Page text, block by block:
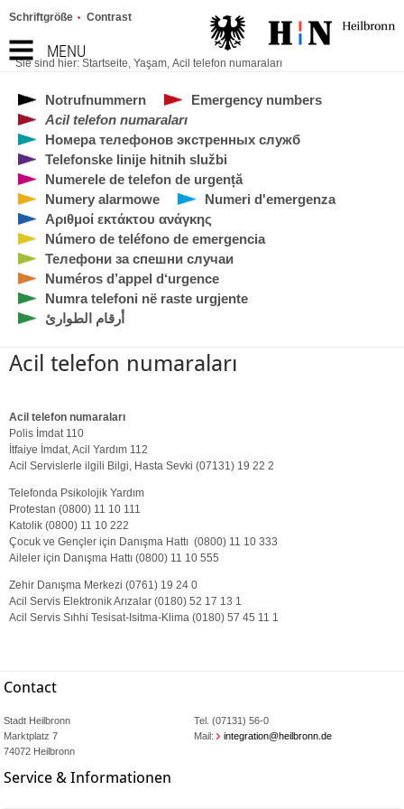
MENU
Schriftgröße Contrast
Sie sind hier: Startseite, Yaşam, Acil telefon numaraları
Notrufnummern
Emergency numbers
Acil telefon numaraları
Номера телефонов экстренных служб
Telefonske linije hitnih službi
Numerele de telefon de urgență
Numery alarmowe
Numeri d'emergenza
Αριθμοί εκτάκτου ανάγκης
Número de teléfono de emergencia
Телефони за спешни случаи
Numéros d’appel d‘urgence
Numra telefoni në raste urgjente
أرقام الطوارئ
Acil telefon numaraları
Acil telefon numaraları
Polis İmdat 110
İtfaiye İmdat, Acil Yardım 112
Acil Servislerle ilgili Bilgi, Hasta Sevki (07131) 19 22 2
Telefonda Psikolojik Yardım
Protestan (0800) 11 10 111
Katolik (0800) 11 10 222
Çocuk ve Gençler için Danışma Hattı (0800) 11 10 333
Aileler için Danışma Hattı (0800) 11 10 555
Zehir Danışma Merkezi (0761) 19 24 0
Acil Servis Elektronik Arızalar (0180) 52 17 13 1
Acil Servis Sıhhi Tesisat-Isitma-Klima (0180) 57 45 11 1
Contact
Stadt Heilbronn
Marktplatz 7
74072 Heilbronn
Tel. (07131) 56-0
Mail:
integration@heilbronn.de
Service & Informationen